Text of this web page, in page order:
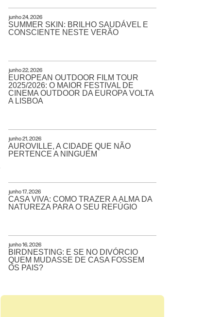
junho 24, 2026
SUMMER SKIN: BRILHO SAUDÁVEL E
CONSCIENTE NESTE VERÃO
junho 22, 2026
EUROPEAN OUTDOOR FILM TOUR
2025/2026: O MAIOR FESTIVAL DE
CINEMA OUTDOOR DA EUROPA VOLTA
A LISBOA
junho 21, 2026
AUROVILLE, A CIDADE QUE NÃO
PERTENCE A NINGUÉM
junho 17, 2026
CASA VIVA: COMO TRAZER A ALMA DA
NATUREZA PARA O SEU REFÚGIO
junho 16, 2026
BIRDNESTING: E SE NO DIVÓRCIO
QUEM MUDASSE DE CASA FOSSEM
OS PAIS?